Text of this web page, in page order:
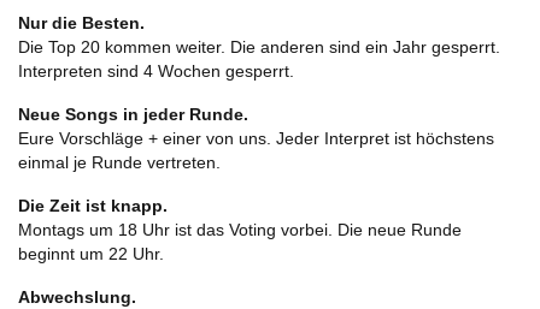
Nur die Besten.
Die Top 20 kommen weiter. Die anderen sind ein Jahr gesperrt.
Interpreten sind 4 Wochen gesperrt.
Neue Songs in jeder Runde.
Eure Vorschläge + einer von uns. Jeder Interpret ist höchstens
einmal je Runde vertreten.
Die Zeit ist knapp.
Montags um 18 Uhr ist das Voting vorbei. Die neue Runde
beginnt um 22 Uhr.
Abwechslung.